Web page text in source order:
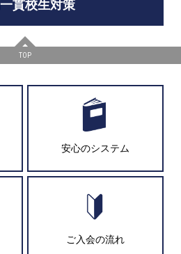
貫校生対策
TOP
安心のシステム
ご入会の流れ